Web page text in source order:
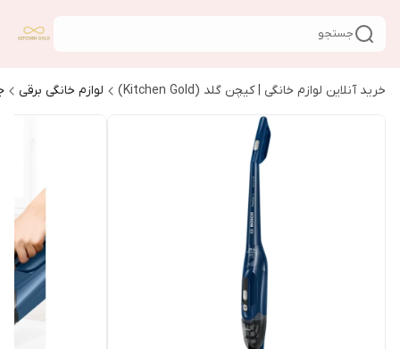
جستجو
خرید آنلاین لوازم خانگی | کیچن گلد (Kitchen Gold) لوازم خانگی برقی